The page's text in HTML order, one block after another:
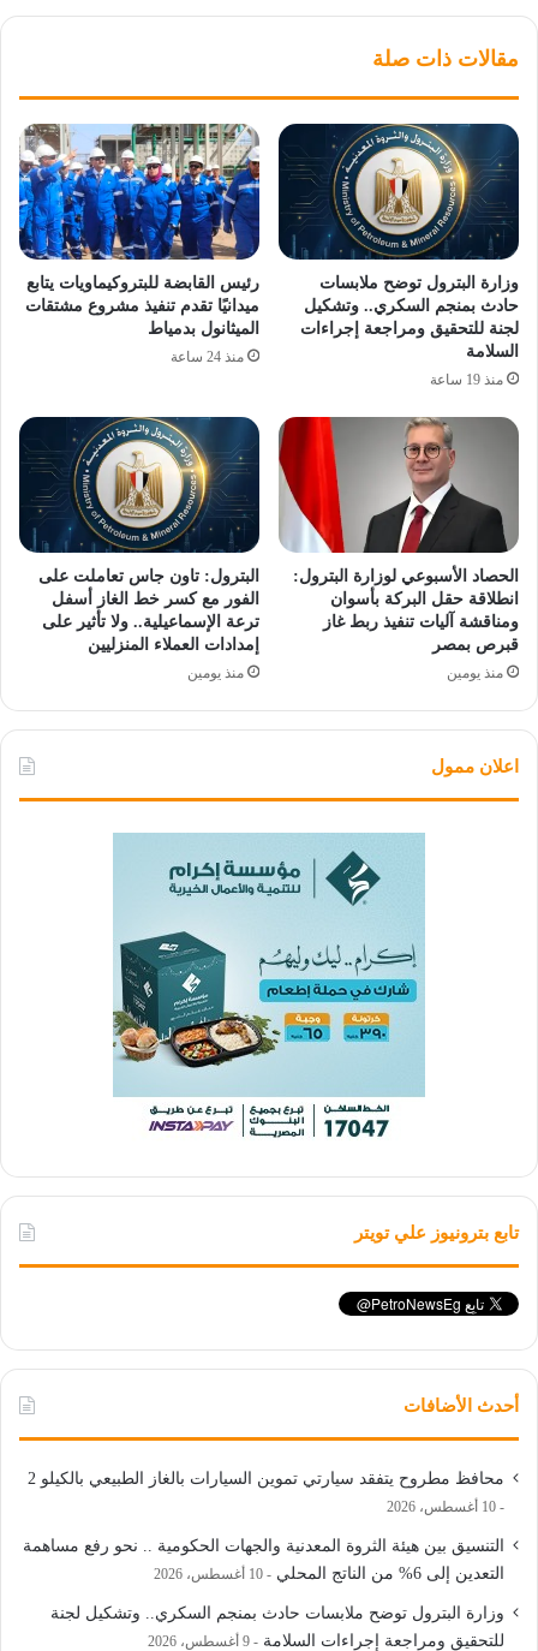
مقالات ذات صلة
وزارة البترول توضح ملابسات
حادث بمنجم السكري.. وتشكيل
لجنة للتحقيق ومراجعة إجراءات
السلامة
منذ 19 ساعة
رئيس القابضة للبتروكيماويات يتابع
ميدانيًا تقدم تنفيذ مشروع مشتقات
الميثانول بدمياط
منذ 24 ساعة
الحصاد الأسبوعي لوزارة البترول:
انطلاقة حقل البركة بأسوان
ومناقشة آليات تنفيذ ربط غاز
قبرص بمصر
منذ يومين
البترول: تاون جاس تعاملت على
الفور مع كسر خط الغاز أسفل
ترعة الإسماعيلية.. ولا تأثير على
إمدادات العملاء المنزليين
منذ يومين
اعلان ممول
تابع بترونيوز علي تويتر
أحدث الأضافات
محافظ مطروح يتفقد سيارتي تموين السيارات بالغاز الطبيعي بالكيلو 2
10 أغسطس، 2026
التنسيق بين هيئة الثروة المعدنية والجهات الحكومية .. نحو رفع مساهمة
التعدين إلى 6% من الناتج المحلي
10 أغسطس، 2026
وزارة البترول توضح ملابسات حادث بمنجم السكري.. وتشكيل لجنة
للتحقيق ومراجعة إجراءات السلامة
9 أغسطس، 2026